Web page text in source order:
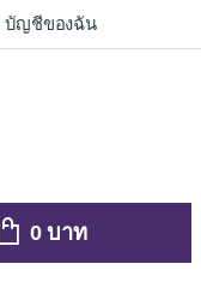
บัญชีของฉัน
0